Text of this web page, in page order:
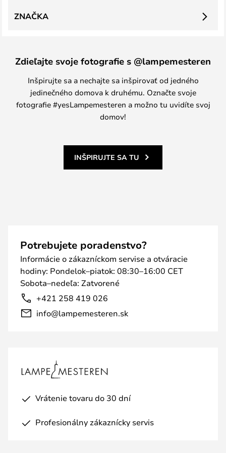
ZNAČKA
Zdieľajte svoje fotografie s @lampemesteren
Inšpirujte sa a nechajte sa inšpirovať od jedného
jedinečného domova k druhému. Označte svoje
fotografie #yesLampemesteren a možno tu uvidíte svoj
domov!
INŠPIRUJTE SA TU
Potrebujete poradenstvo?
Informácie o zákazníckom servise a otváracie
hodiny: Pondelok–piatok: 08:30–16:00 CET
Sobota–nedeľa: Zatvorené
+421 258 419 026
info@lampemesteren.sk
Vrátenie tovaru do 30 dní
Profesionálny zákaznícky servis